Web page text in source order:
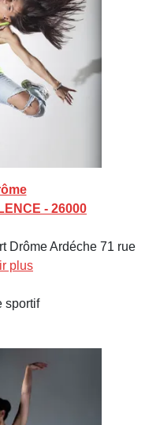
- 26000
Drôme Ardéche 71 rue
plus
sportif